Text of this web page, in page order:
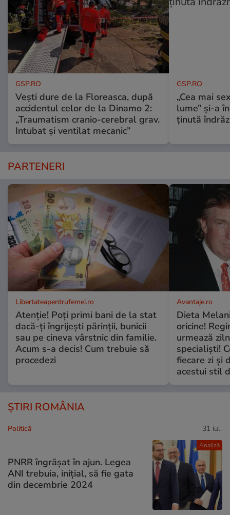
GSP.RO
Vești dure de la Floreasca, după
accidentul celor de la Dinamo 2:
„Traumatism cranio-cerebral grav.
Intubat și ventilat mecanic”
GSP.RO
„Cea mai
lume” și-a
ținută
PARTENERI
Libertateapentrufemei.ro
Atenție! Poți primi bani de la stat
dacă-ți îngrijești părinții, bunicii
sau pe cineva vârstnic din familie.
Acum s-a decis! Cum trebuie să
procedezi
Avantaje.ro
Dieta
oricine!
urmează
specialiști!
fiecare zi și
acestui stil
ȘTIRI ROMÂNIA
Analiză
Politică 31 iul.
PNRR îngrășat în ajun. Legea
ANI trebuia, inițial, să fie gata
din decembrie 2024